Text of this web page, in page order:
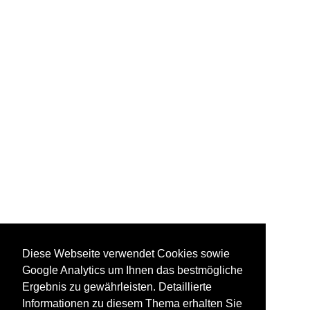
Diese Webseite verwendet Cookies sowie
Google Analytics um Ihnen das bestmögliche
Ergebnis zu gewährleisten. Detaillierte
Informationen zu diesem Thema erhalten Sie